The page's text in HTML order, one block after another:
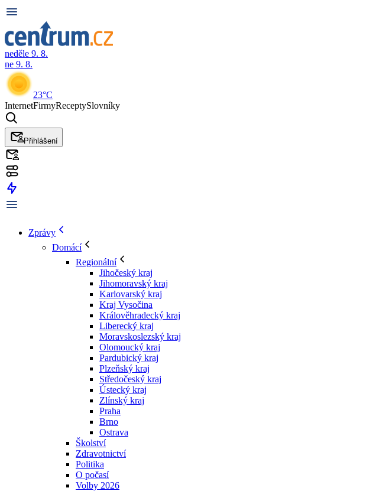
neděle 9. 8.
ne 9. 8.
23°C
InternetFirmyReceptySlovníky
Přihlášení
Zprávy
Domácí
Regionální
Jihočeský kraj
Jihomoravský kraj
Karlovarský kraj
Kraj Vysočina
Králověhradecký kraj
Liberecký kraj
Moravskoslezský kraj
Olomoucký kraj
Pardubický kraj
Plzeňský kraj
Středočeský kraj
Ústecký kraj
Zlínský kraj
Praha
Brno
Ostrava
Školství
Zdravotnictví
Politika
O počasí
Volby 2026